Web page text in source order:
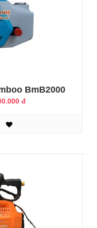
đ
chiếc máy này, bà con
nhanh chóng, tiết kiệm
việc cuốc đất thủ
bà con lại vất vả cày
theo. Nếu xới đất th..
BmB2000
đ